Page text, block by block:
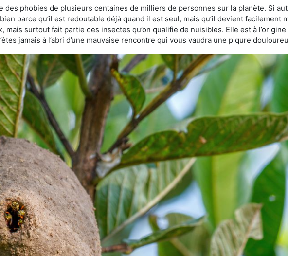
des phobies de plusieurs centaines de milliers de personnes sur la planète. Si
parce qu’il est redoutable déjà quand il est seul, mais qu’il devient facilement
mais surtout fait partie des insectes qu’on qualifie de nuisibles. Elle est à
jamais à l’abri d’une mauvaise rencontre qui vous vaudra une piqure